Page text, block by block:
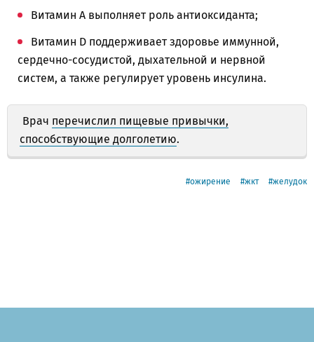
Витамин А выполняет роль антиоксиданта;
Витамин D поддерживает здоровье иммунной,
сердечно-сосудистой, дыхательной и нервной
систем, а также регулирует уровень инсулина.
Врач перечислил пищевые привычки,
способствующие долголетию.
ожирение жкт желудок